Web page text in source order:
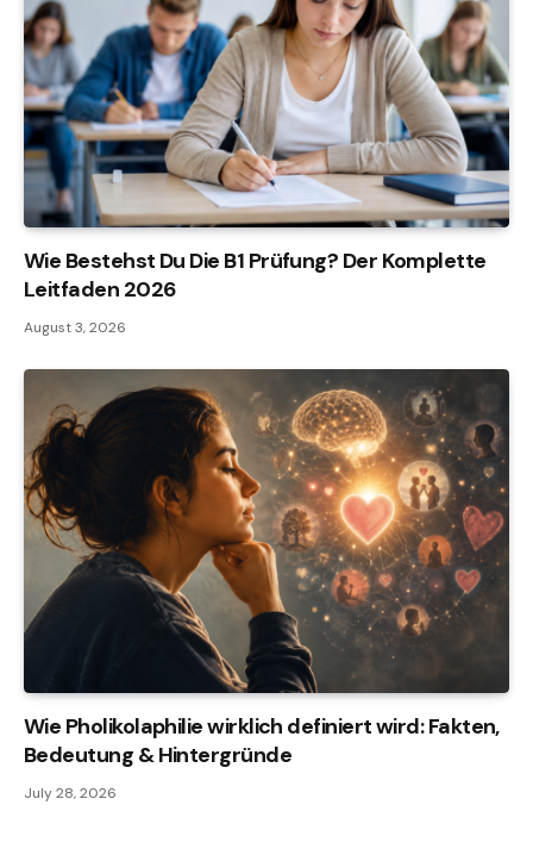
Wie Bestehst Du Die B1 Prüfung? Der Komplette
Leitfaden 2026
August 3, 2026
Wie Pholikolaphilie wirklich definiert wird: Fakten,
Bedeutung & Hintergründe
July 28, 2026